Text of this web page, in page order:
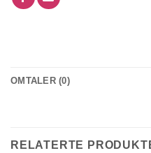
OMTALER (0)
RELATERTE